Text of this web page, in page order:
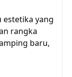
estetika yang
rangka
baru,